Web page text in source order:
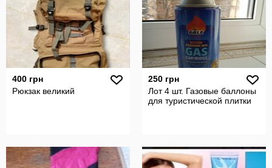
400 грн
Рюкзак великий
250 грн
Лот 4 шт. Газовые баллоны
для туристической плитки